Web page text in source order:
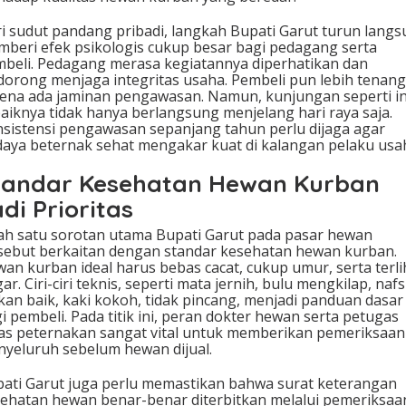
sudut pandang pribadi, langkah Bupati Garut turun
efek psikologis cukup besar bagi pedagang serta
Pedagang merasa kegiatannya diperhatikan dan
menjaga integritas usaha. Pembeli pun lebih tenang
ada jaminan pengawasan. Namun, kunjungan seperti
tidak hanya berlangsung menjelang hari raya saja.
pengawasan sepanjang tahun perlu dijaga agar
beternak sehat mengakar kuat di kalangan pelaku
Kesehatan Hewan Kurban
Prioritas
satu sorotan utama Bupati Garut pada pasar hewan
berkaitan dengan standar kesehatan hewan kurban.
kurban ideal harus bebas cacat, cukup umur, serta
Ciri-ciri teknis, seperti mata jernih, bulu mengkilap,
baik, kaki kokoh, tidak pincang, menjadi panduan dasar
pembeli. Pada titik ini, peran dokter hewan serta petugas
peternakan sangat vital untuk memberikan pemeriksaan
sebelum hewan dijual.
Garut juga perlu memastikan bahwa surat keterangan
hewan benar-benar diterbitkan melalui